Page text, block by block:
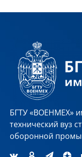
БГТУ «ВОЕНМЕХ»
технический вуз
оборонной